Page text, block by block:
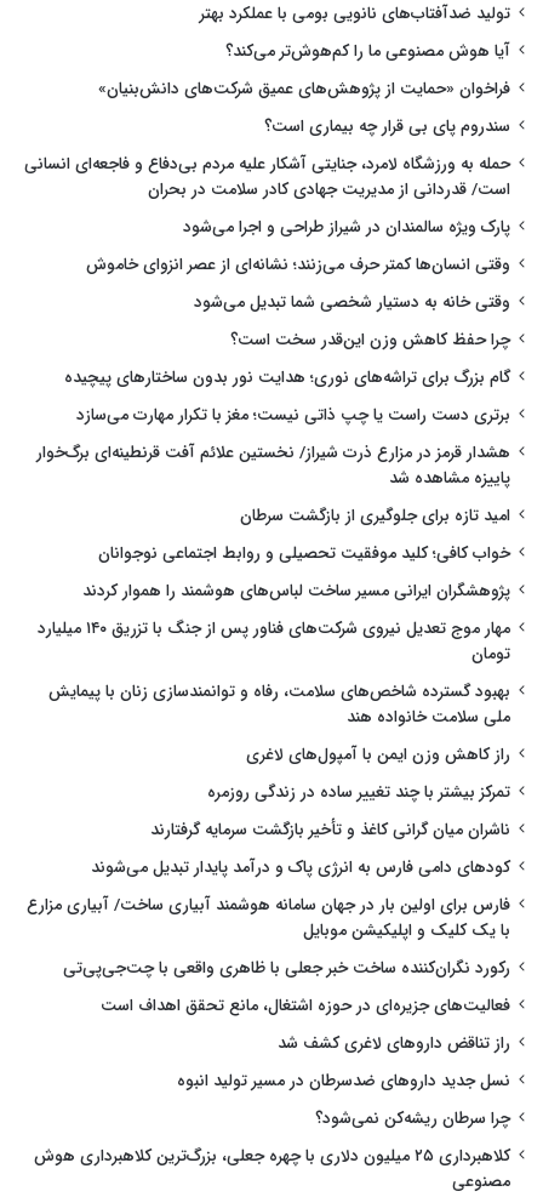
تولید ضدآفتاب‌های نانویی بومی با عملکرد بهتر
آیا هوش مصنوعی ما را کم‌هوش‌تر می‌کند؟
فراخوان «حمایت از پژوهش‌های عمیق شرکت‌های دانش‌بنیان»
سندروم پای بی قرار چه بیماری است؟
حمله به ورزشگاه لامرد، جنایتی آشکار علیه مردم بی‌دفاع و فاجعه‌ای انسانی
است/ قدردانی از مدیریت جهادی کادر سلامت در بحران
پارک ویژه سالمندان در شیراز طراحی و اجرا می‌شود
وقتی انسان‌ها کمتر حرف می‌زنند؛ نشانه‌ای از عصر انزوای خاموش
وقتی خانه به دستیار شخصی شما تبدیل می‌شود
چرا حفظ کاهش وزن این‌قدر سخت است؟
گام بزرگ برای تراشه‌های نوری؛ هدایت نور بدون ساختارهای پیچیده
برتری دست راست یا چپ ذاتی نیست؛ مغز با تکرار مهارت می‌سازد
هشدار قرمز در مزارع ذرت شیراز/ نخستین علائم آفت قرنطینه‌ای برگ‌خوار
پاییزه مشاهده شد
امید تازه برای جلوگیری از بازگشت سرطان
خواب کافی؛ کلید موفقیت تحصیلی و روابط اجتماعی نوجوانان
پژوهشگران ایرانی مسیر ساخت لباس‌های هوشمند را هموار کردند
مهار موج تعدیل نیروی شرکت‌های فناور پس از جنگ با تزریق ۱۴۰ میلیارد
تومان
بهبود گسترده شاخص‌های سلامت، رفاه و توانمندسازی زنان با پیمایش
ملی سلامت خانواده هند
راز کاهش وزن ایمن با آمپول‌های لاغری
تمرکز بیشتر با چند تغییر ساده در زندگی روزمره
ناشران میان گرانی کاغذ و تأخیر بازگشت سرمایه گرفتارند
کودهای دامی فارس به انرژی پاک و درآمد پایدار تبدیل می‌شوند
فارس برای اولین بار در جهان سامانه هوشمند آبیاری ساخت/ آبیاری مزارع
با یک کلیک و اپلیکیشن موبایل
رکورد نگران‌کننده ساخت خبر جعلی با ظاهری واقعی با چت‌جی‌پی‌تی
فعالیت‌های جزیره‌ای در حوزه اشتغال، مانع تحقق اهداف است
راز تناقض داروهای لاغری کشف شد
نسل جدید داروهای ضدسرطان در مسیر تولید انبوه
چرا سرطان ریشه‌کن نمی‌شود؟
کلاهبرداری ۲۵ میلیون دلاری با چهره جعلی، بزرگ‌ترین کلاهبرداری هوش
مصنوعی